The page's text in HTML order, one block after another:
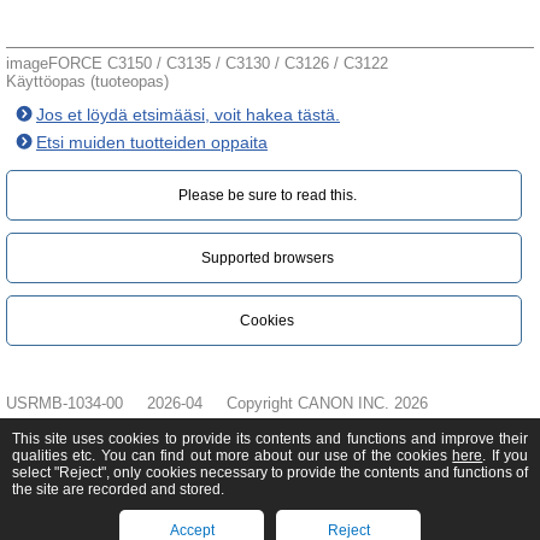
imageFORCE C3150 / C3135 / C3130 / C3126 / C3122
Käyttöopas (tuoteopas)
Jos et löydä etsimääsi, voit hakea tästä.
Etsi muiden tuotteiden oppaita
Please be sure to read this.‎
Supported browsers
Cookies
USRMB-1034-00 2026-04 Copyright CANON INC. 2026
This site uses cookies to provide its contents and functions and improve their
qualities etc. You can find out more about our use of the cookies here. If you
select "Reject", only cookies necessary to provide the contents and functions of
the site are recorded and stored.
Accept Reject